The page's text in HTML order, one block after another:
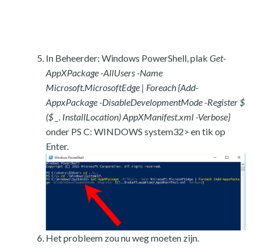
In Beheerder: Windows PowerShell, plak Get-
AppXPackage -AllUsers -Name
Microsoft.MicrosoftEdge | Foreach {Add-
AppxPackage -DisableDevelopmentMode -Register $
($ _. InstallLocation) AppXManifest.xml -Verbose}
onder PS C: WINDOWS system32> en tik op
Enter.
Het probleem zou nu weg moeten zijn.